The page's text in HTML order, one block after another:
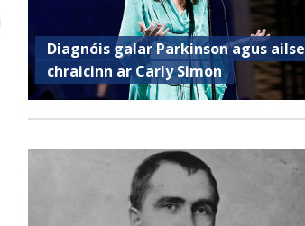
Diagnóis galar Parkinson agus ailse
chraicinn ar Carly Simon